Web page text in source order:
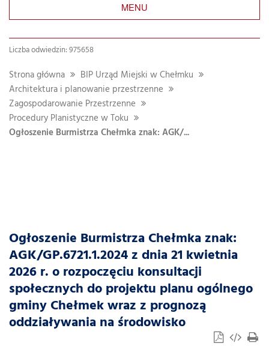
MENU
Liczba odwiedzin: 975658
Strona główna
BIP Urząd Miejski w Chełmku
Architektura i planowanie przestrzenne
Zagospodarowanie Przestrzenne
Procedury Planistyczne w Toku
Ogłoszenie Burmistrza Chełmka znak: AGK/...
Ogłoszenie Burmistrza Chełmka znak:
AGK/GP.6721.1.2024 z dnia 21 kwietnia
2026 r. o rozpoczęciu konsultacji
społecznych do projektu planu ogólnego
gminy Chełmek wraz z prognozą
oddziaływania na środowisko